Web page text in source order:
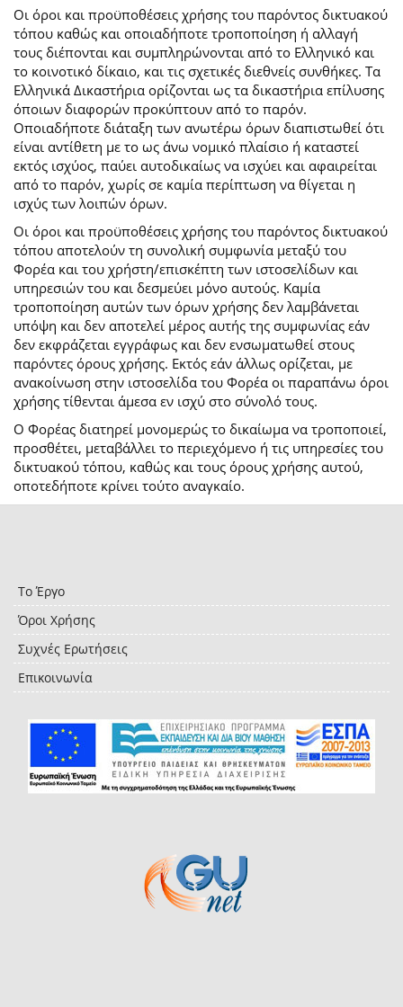
Οι όροι και προϋποθέσεις χρήσης του παρόντος δικτυακού
τόπου καθώς και οποιαδήποτε τροποποίηση ή αλλαγή
τους διέπονται και συμπληρώνονται από το Ελληνικό και
το κοινοτικό δίκαιο, και τις σχετικές διεθνείς συνθήκες. Τα
Ελληνικά Δικαστήρια ορίζονται ως τα δικαστήρια επίλυσης
όποιων διαφορών προκύπτουν από το παρόν.
Οποιαδήποτε διάταξη των ανωτέρω όρων διαπιστωθεί ότι
είναι αντίθετη με το ως άνω νομικό πλαίσιο ή καταστεί
εκτός ισχύος, παύει αυτοδικαίως να ισχύει και αφαιρείται
από το παρόν, χωρίς σε καμία περίπτωση να θίγεται η
ισχύς των λοιπών όρων.
Οι όροι και προϋποθέσεις χρήσης του παρόντος δικτυακού
τόπου αποτελούν τη συνολική συμφωνία μεταξύ του
Φορέα και του χρήστη/επισκέπτη των ιστοσελίδων και
υπηρεσιών του και δεσμεύει μόνο αυτούς. Καμία
τροποποίηση αυτών των όρων χρήσης δεν λαμβάνεται
υπόψη και δεν αποτελεί μέρος αυτής της συμφωνίας εάν
δεν εκφράζεται εγγράφως και δεν ενσωματωθεί στους
παρόντες όρους χρήσης. Εκτός εάν άλλως ορίζεται, με
ανακοίνωση στην ιστοσελίδα του Φορέα οι παραπάνω όροι
χρήσης τίθενται άμεσα εν ισχύ στο σύνολό τους.
Ο Φορέας διατηρεί μονομερώς το δικαίωμα να τροποποιεί,
προσθέτει, μεταβάλλει το περιεχόμενο ή τις υπηρεσίες του
δικτυακού τόπου, καθώς και τους όρους χρήσης αυτού,
οποτεδήποτε κρίνει τούτο αναγκαίο.
Το Έργο
Όροι Χρήσης
Συχνές Ερωτήσεις
Επικοινωνία